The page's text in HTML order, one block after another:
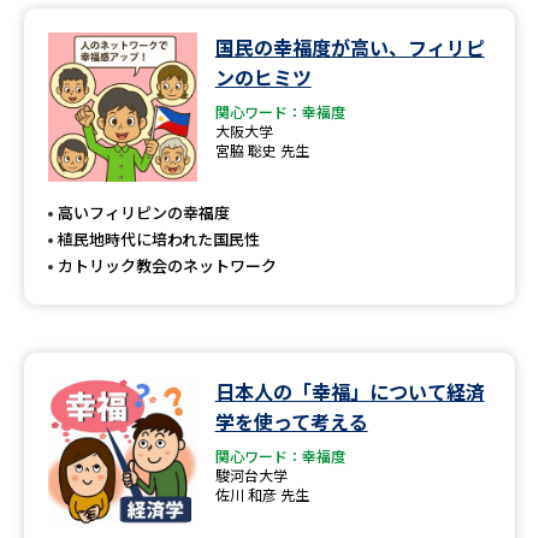
データサイエンス特集 奨学金・特待生制度特集
デジタルパンフレット
新学年スタート号特集ページ
（高3生用）
SELFBRAND特集ページ
オープンキャンパス検索 実施プログラムから探す
来場型・Web型イベント特集 夢ナビライブ
国民の幸福度が高い、フィリピ
ンのヒミツ
関心ワード：幸福度
大阪大学
宮脇 聡史 先生
高いフィリピンの幸福度
植民地時代に培われた国民性
カトリック教会のネットワーク
日本人の「幸福」について経済
学を使って考える
関心ワード：幸福度
駿河台大学
佐川 和彦 先生